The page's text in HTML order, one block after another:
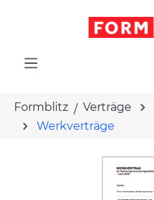
Formblitz Verträge
Werkverträge